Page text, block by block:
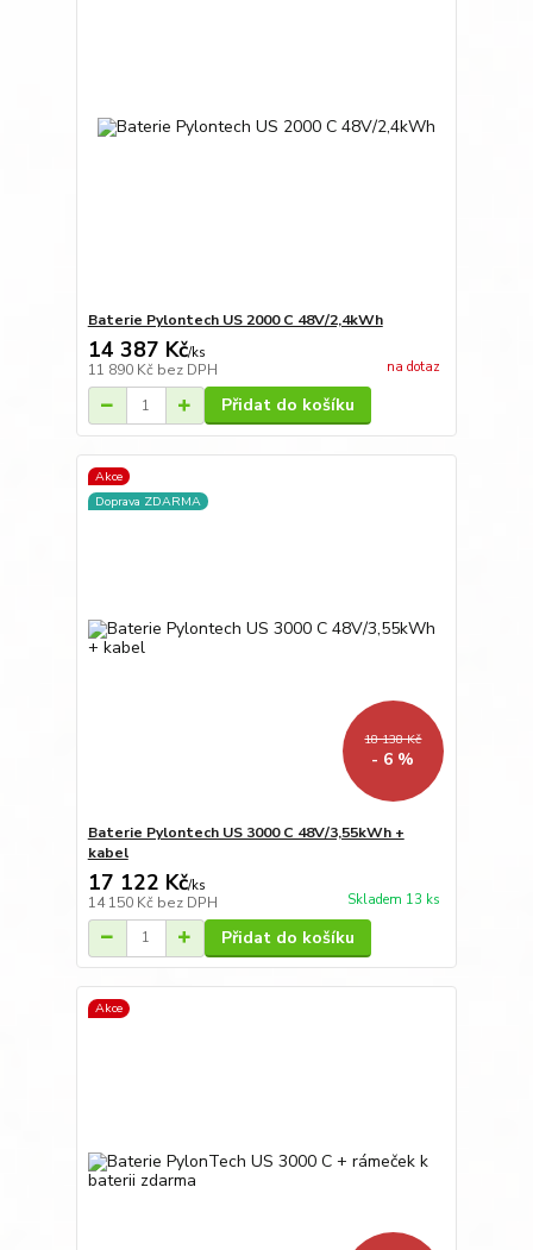
Baterie Pylontech US 2000 C 48V/2,4kWh
14 387 Kč/ks
11 890 Kč bez DPH na dotaz
Přidat do košíku
Akce
Doprava ZDARMA
18 138 Kč
- 6 %
Baterie Pylontech US 3000 C 48V/3,55kWh +
kabel
17 122 Kč/ks
14 150 Kč bez DPH Skladem 13 ks
Přidat do košíku
Akce